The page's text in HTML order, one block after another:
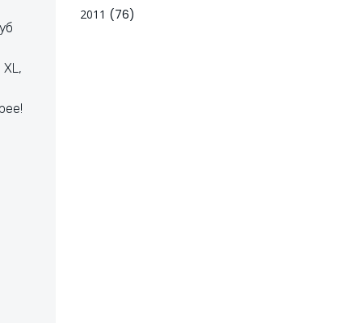
2011 (76)